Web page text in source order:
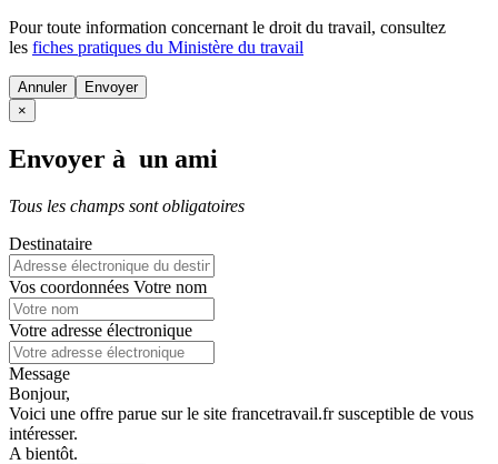
Pour toute information concernant le droit du travail, consultez
les fiches pratiques du Ministère du travail
Annuler
×
Envoyer à un ami
Tous les champs sont obligatoires
Destinataire
Vos coordonnées Votre nom
Votre adresse électronique
Message
Bonjour,
Voici une offre parue sur le site francetravail.fr susceptible de vous
intéresser.
A bientôt.